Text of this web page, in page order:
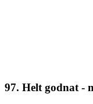
97. Helt godnat -